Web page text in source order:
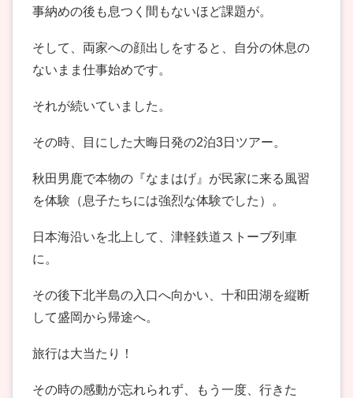
事納めの後も息つく間もないほど課題が。
そして、両家への顔出しをすると、自分の休息の
ないまま仕事始めです。
それが続いていました。
その時、目にした大晦日発の2泊3日ツアー。
秋田男鹿で本物の『なまはげ』が民家に来る風習
を体験（息子たちには強烈な体験でした）。
日本海沿いを北上して、津軽鉄道ストーブ列車
に。
その後下北半島の入口へ向かい、十和田湖を縦断
して盛岡から帰途へ。
旅行は大当たり！
その時の感動が忘れられず、もう一度、行きた